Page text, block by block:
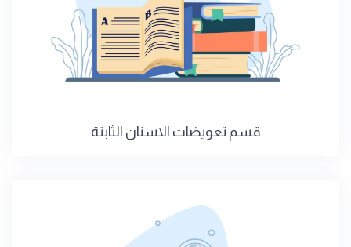
قسم تعويضات الاسنان الثابتة